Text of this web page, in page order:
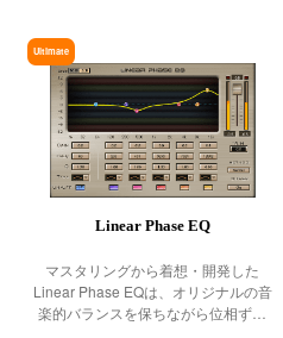
コンプレッション、EQ 及びリミッテ
ィング
Ultimate
Linear Phase EQ
マスタリングから着想・開発した
Linear Phase EQは、オリジナルの音
楽的バランスを保ちながら位相ずれ